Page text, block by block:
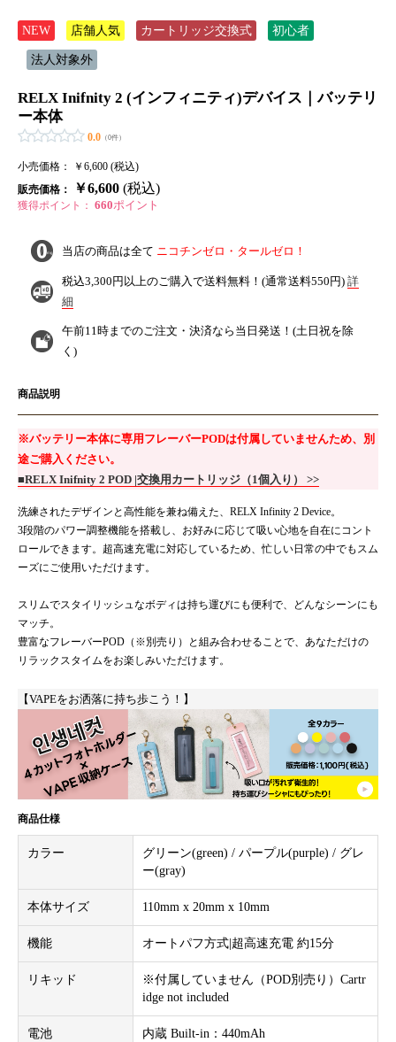
NEW 店舗人気 カートリッジ交換式 初心者
法人対象外
RELX Inifnity 2 (インフィニティ)デバイス｜バッテリ
ー本体
0.0 （0件）
小売価格：
￥6,600 (税込)
販売価格：
￥6,600 (税込)
獲得ポイント： 660ポイント
当店の商品は全て ニコチンゼロ・タールゼロ！
税込3,300円以上のご購入で送料無料！ (通常送料550円) 詳
細
午前11時までのご注文・決済なら 当日発送！ (土日祝を除
く)
商品説明
※バッテリー本体に専用フレーバーPODは付属していませんため、別
途ご購入ください。
■RELX Inifnity 2 POD |交換用カートリッジ（1個入り） >>
洗練されたデザインと高性能を兼ね備えた、RELX Infinity 2 Device。
3段階のパワー調整機能を搭載し、お好みに応じて吸い心地を自在にコント
ロールできます。超高速充電に対応しているため、忙しい日常の中でもスム
ーズにご使用いただけます。
スリムでスタイリッシュなボディは持ち運びにも便利で、どんなシーンにも
マッチ。
豊富なフレーバーPOD（※別売り）と組み合わせることで、あなただけの
リラックスタイムをお楽しみいただけます。
【VAPEをお洒落に持ち歩こう！】
商品仕様
カラー
グリーン(green) / パープル(purple) / グレ
ー(gray)
本体サイズ 110mm x 20mm x 10mm
機能 オートパフ方式|超高速充電 約15分
リキッド
※付属していません（POD別売り）Cartr
idge not included
電池 内蔵 Built-in：440mAh